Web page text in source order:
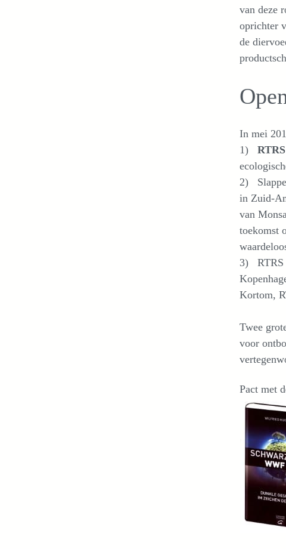
van deze
oprichter
de
In mei
1)
2)
in Zuid-
van
toekomst
3) RTRS
Kortom,
Twee
voor
Pact met